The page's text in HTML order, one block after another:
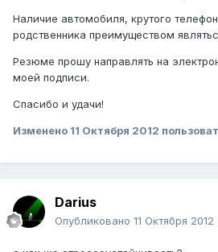
Наличие автомобиля, крутого
родственника преимуществом
Резюме прошу направлять на
моей подписи.
Спасибо и удачи!
Изменено 11 Октября 2012
Darius
Опубликовано 11 Октября 2012